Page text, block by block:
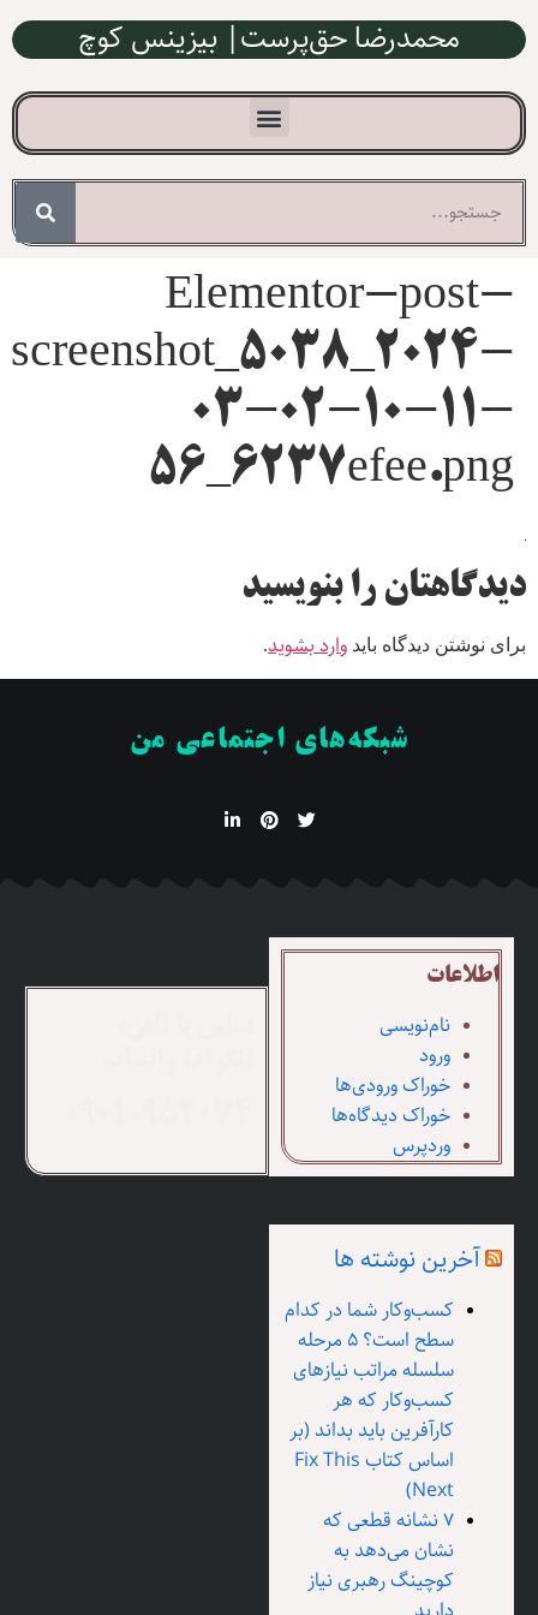
محمدرضا حق‌پرست| بیزینس کوچ
Elementor-post-
screenshot_5038_2024-
03-02-10-11-
56_6237efee.png
دیدگاهتان را بنویسید
برای نوشتن دیدگاه باید وارد بشوید.
شبکه‌های اجتماعی من
اطلاعات
نام‌نویسی
ورود
خوراک ورودی‌ها
خوراک دیدگاه‌ها
وردپرس
آخرین نوشته ها
کسب‌وکار شما در کدام
سطح است؟ ۵ مرحله
سلسله مراتب نیازهای
کسب‌وکار که هر
کارآفرین باید بداند (بر
اساس کتاب Fix This
Next)
۷ نشانه قطعی که
نشان می‌دهد به
کوچینگ رهبری نیاز